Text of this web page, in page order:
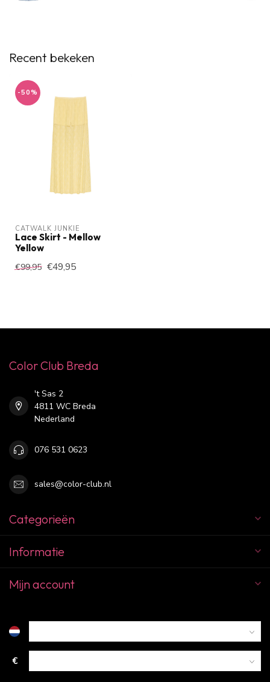
Recent bekeken
-50%
CATWALK JUNKIE
Lace Skirt - Mellow
Yellow
€99,95 €49,95
Color Club Breda
't Sas 2
4811 WC Breda
Nederland
076 531 0623
sales@color-club.nl
Categorieën
Informatie
Mijn account
€